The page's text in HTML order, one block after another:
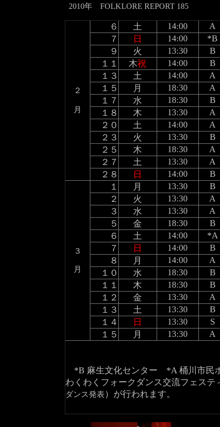
2010年 FOLKLORE REPORT 185
２
月
６ 土 14:00
A
７
日 14:00
*B
９
火 13:30
B
１１
木祝 14:00
B
１３
土 14:00
A
１５
月 18:30
A
１７
水 18:30
B
１８
木 13:30
A
２０
土 14:00
A
２３
火 13:30
B
２５
木 18:30
A
２７
土 13:30
A
２８
日 14:00 B
３
月
１ 月 13:30
B
２
火 13:30
A
３
水 13:30
A
５
金 18:30
B
６
土 14:00
*A
７
日 14:00
B
８
月 14:00
A
１０
水 18:30
B
１１
木 18:30
B
１２
金 13:30
A
１３
土 13:30
B
１４
日 13:30
S
１５
月 13:30 A
*B 麻生文化センター *A 桶川市民
わくわくフォークダンス交流フェステ
ダンス発表 ） が行われます。